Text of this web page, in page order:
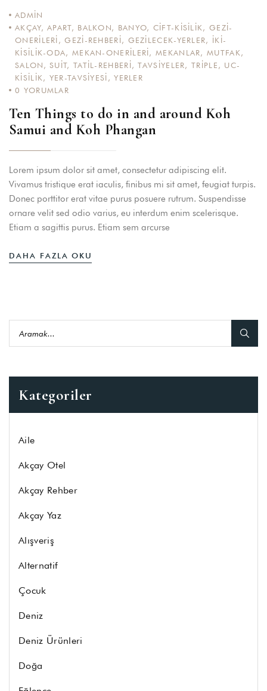
ADMIN
AKÇAY,APART, BALKON, BANYO, CIFT-KISILIK , GEZI-
ONERILERI ,GEZI-REHBERI, GEZILECEK-YERLER, IKI-
KISILIK-ODA, MEKAN-ONERILERI,MEKANLAR,MUTFAK ,
SALON ,SUIT, TATIL-REHBERI,TAVSIYELER,TRIPLE , UC-
KISILIK , YER-TAVSIYESI ,YERLER
0 YORUMLAR
Ten Things to do in and around Koh
Samui and Koh Phangan
Lorem ipsum dolor sit amet, consectetur adipiscing elit.
Vivamus tristique erat iaculis, finibus mi sit amet, feugiat turpis.
Donec porttitor erat vitae purus posuere rutrum. Suspendisse
ornare velit sed odio varius, eu interdum enim scelerisque.
Etiam a sagittis purus. Etiam sem arcurse
DAHA FAZLA OKU
Kategoriler
Aile
Akçay Otel
Akçay Rehber
Akçay Yaz
Alışveriş
Alternatif
Çocuk
Deniz
Deniz Ürünleri
Doğa